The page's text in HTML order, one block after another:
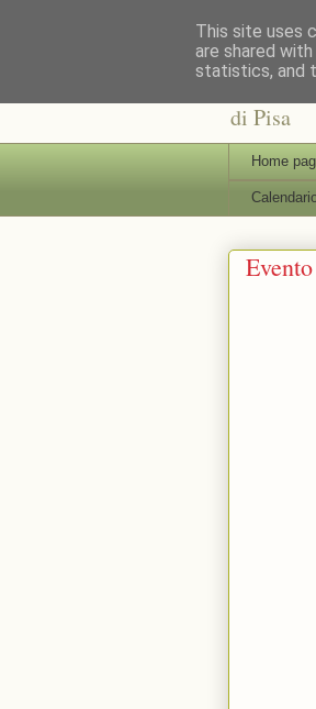
: :
di Pisa
Home
This site uses
are shared
statistics, and